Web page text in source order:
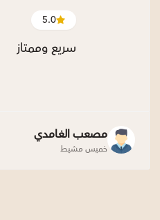
5.0
سريع وممتاز
مصعب الغامدي
خميس مشيط